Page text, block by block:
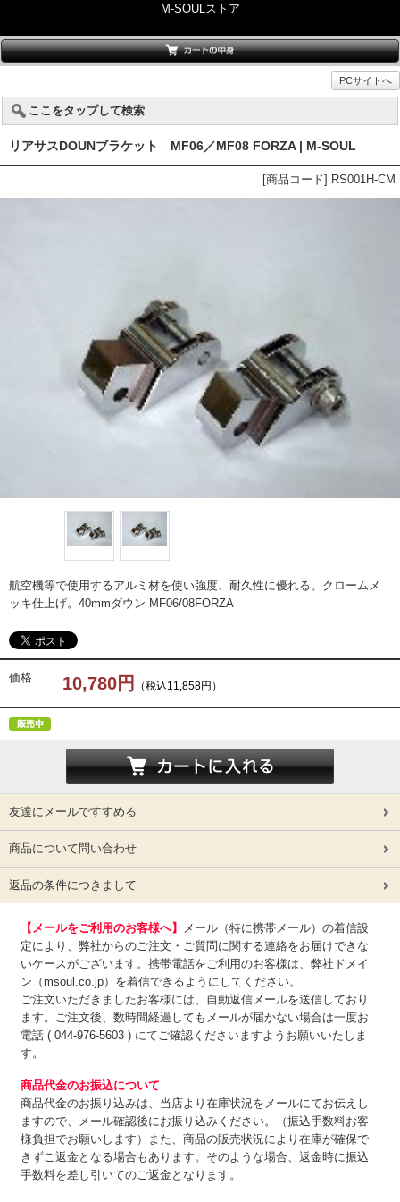
M-SOULストア
PCサイトへ
ここをタップして検索
リアサスDOUNブラケット MF06／MF08 FORZA | M-SOUL
[商品コード] RS001H-CM
航空機等で使用するアルミ材を使い強度、耐久性に優れる。クロームメ
ッキ仕上げ。40mmダウン MF06/08FORZA
価格 10,780円 （税込11,858円）
友達にメールですすめる
商品について問い合わせ
返品の条件につきまして
【メールをご利用のお客様へ】
メール（特に携帯メール）の着信設
定により、弊社からのご注文・ご質問に関する連絡をお届けできな
いケースがございます。携帯電話をご利用のお客様は、弊社ドメイ
ン（msoul.co.jp）を着信できるようにしてください。
ご注文いただきましたお客様には、自動返信メールを送信しており
ます。ご注文後、数時間経過してもメールが届かない場合は一度お
電話 ( 044-976-5603 ) にてご確認くださいますようお願いいたしま
す。
商品代金のお振込について
商品代金のお振り込みは、 当店より在庫状況をメールにてお伝えし
ますので、メール確認後にお振り込みください。（振込手数料お客
様負担でお願いします）また、商品の販売状況により在庫が確保で
きずご返金となる場合もあります。そのような場合、返金時に振込
手数料を差し引いてのご返金となります。